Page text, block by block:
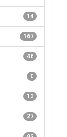
14
167
46
0
13
27